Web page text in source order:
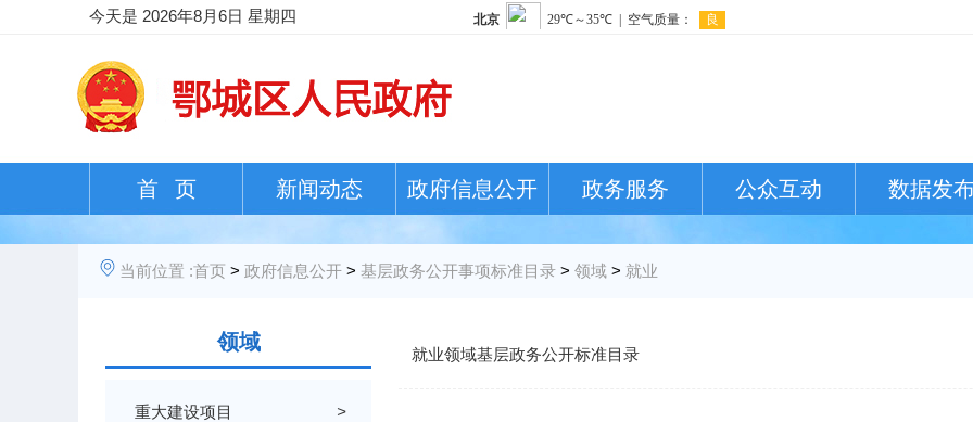
今天是 2026年8月6日 星期四
首 页 新闻动态 政府信息公开 政务服务 公众互动 数据发
当前位置 :首页 > 政府信息公开 > 基层政务公开事项标准目录 > 领域 > 就业
领域
重大建设项目 >
就业领域基层政务公开标准目录